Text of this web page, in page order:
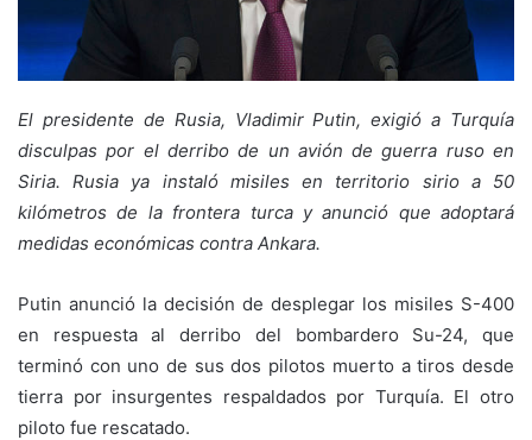
El presidente de Rusia, Vladimir Putin, exigió a Turquía
disculpas por el derribo de un avión de guerra ruso en
Siria. Rusia ya instaló misiles en territorio sirio a 50
kilómetros de la frontera turca y anunció que adoptará
medidas económicas contra Ankara.
Putin anunció la decisión de desplegar los misiles S-400
en respuesta al derribo del bombardero Su-24, que
terminó con uno de sus dos pilotos muerto a tiros desde
tierra por insurgentes respaldados por Turquía. El otro
piloto fue rescatado.